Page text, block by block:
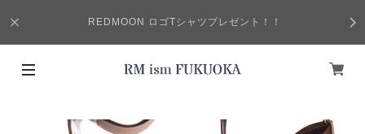
REDMOON ロゴTシャツプレゼント！！